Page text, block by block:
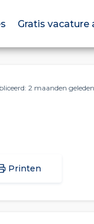
Gratis vacature
2 maanden geleden
Printen